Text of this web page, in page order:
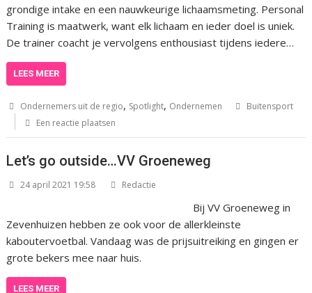
grondige intake en een nauwkeurige lichaamsmeting. Personal
Training is maatwerk, want elk lichaam en ieder doel is uniek.
De trainer coacht je vervolgens enthousiast tijdens iedere…
LEES MEER
Ondernemers uit de regio, Spotlight, Ondernemen
Buitensport
Een reactie plaatsen
Let’s go outside…VV Groeneweg
24 april 2021 19:58 Redactie
Bij VV Groeneweg in
Zevenhuizen hebben ze ook voor de allerkleinste
kaboutervoetbal. Vandaag was de prijsuitreiking en gingen er
grote bekers mee naar huis.
LEES MEER